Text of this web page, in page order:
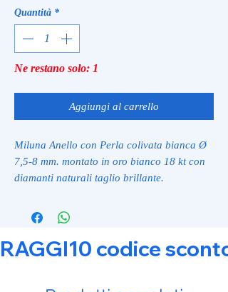
Quantità *
Ne restano solo: 1
Aggiungi al carrello
Miluna Anello con Perla colivata bianca Ø
7,5-8 mm. montato in oro bianco 18 kt con
diamanti naturali taglio brillante.
RAGGI10 codice